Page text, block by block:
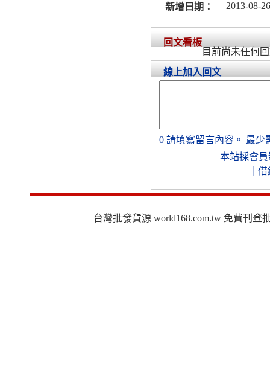
新增日期：
2013-08-
回文看板
目前尚未任何
線上加入回文
0 請填寫留言內容。 最少
本站採會員
借
台灣批發貨源 world168.com.tw 免費刊登